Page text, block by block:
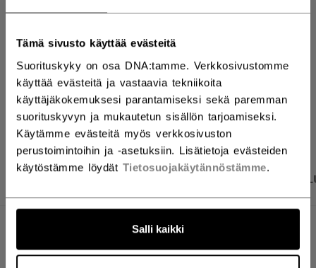
Tämä sivusto käyttää evästeitä
Suorituskyky on osa DNA:tamme. Verkkosivustomme
käyttää evästeitä ja vastaavia tekniikoita
käyttäjäkokemuksesi parantamiseksi sekä paremman
suorituskyvyn ja mukautetun sisällön tarjoamiseksi.
Käytämme evästeitä myös verkkosivuston
perustoimintoihin ja -asetuksiin. Lisätietoja evästeiden
käytöstämme löydät Tietosuojakäytännöstämme.
Salli kaikki
ETSI MYYMÄLÄSTÄ
AVAA
TUOTEKUVAT TEKNISET TIEDOT
TEKNISET TIEDOT